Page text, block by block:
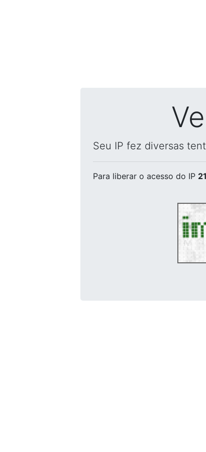
Seu IP fez diversas
Para liberar o acesso do IP